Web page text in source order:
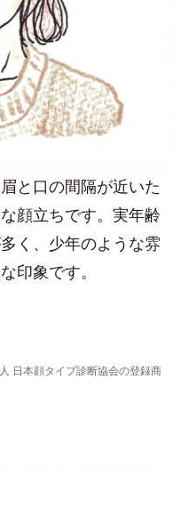
と口の間隔が近いた
顔立ちです。実年齢
く、少年のような雰
印象です。
日本顔タイプ診断協会の登録商